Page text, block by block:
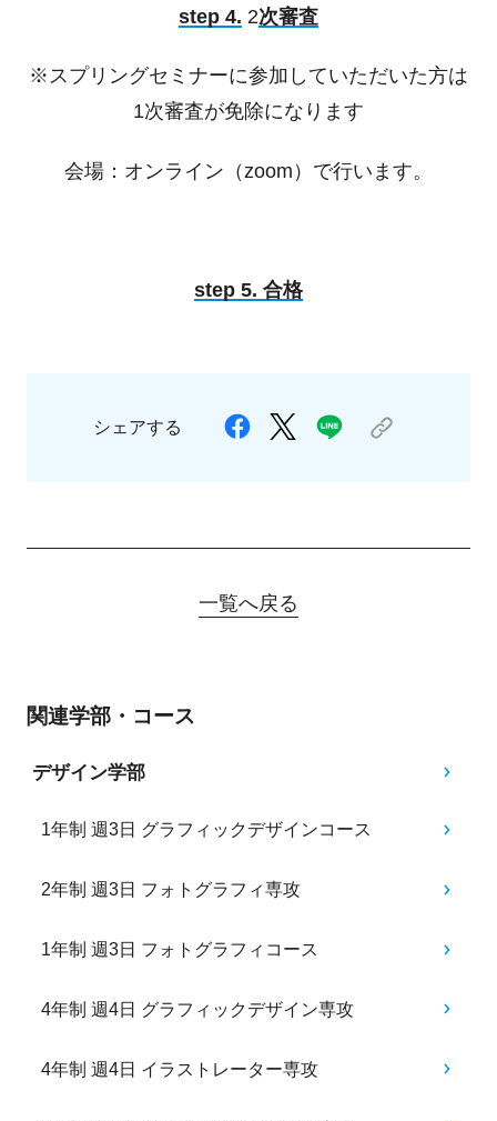
step 4. 2次審査
※スプリングセミナーに参加していただいた方は
1次審査が免除になります
会場：オンライン（zoom）で行います。
step 5. 合格
シェアする
一覧へ戻る
関連学部・コース
デザイン学部
1年制 週3日 グラフィックデザインコース
2年制 週3日 フォトグラフィ専攻
1年制 週3日 フォトグラフィコース
4年制 週4日 グラフィックデザイン専攻
4年制 週4日 イラストレーター専攻